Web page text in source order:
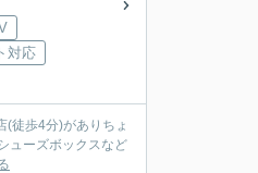
対応
徒歩4分)がありちょ
ューズボックスなど